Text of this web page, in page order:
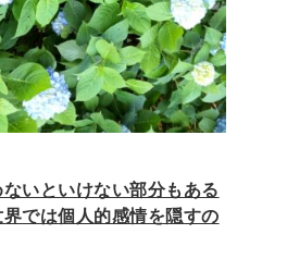
いといけない部分もある
では個人的感情を隠すの